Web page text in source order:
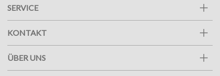
SERVICE
KONTAKT
ÜBER UNS